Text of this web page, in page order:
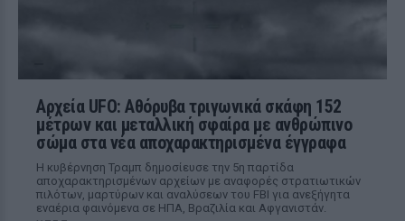
Αρχεία UFO: Αθόρυβα τριγωνικά σκάφη 152
μέτρων και μεταλλική σφαίρα με ανθρώπινο
σώμα στα νέα αποχαρακτηρισμένα έγγραφα
Η κυβέρνηση Τραμπ δημοσίευσε την 5η παρτίδα
αποχαρακτηρισμένων αρχείων με αναφορές στρατιωτικών
πιλότων, μαρτύρων και αναλύσεων του FBI για ανεξήγητα
εναέρια φαινόμενα σε ΗΠΑ, Βραζιλία και Αφγανιστάν.